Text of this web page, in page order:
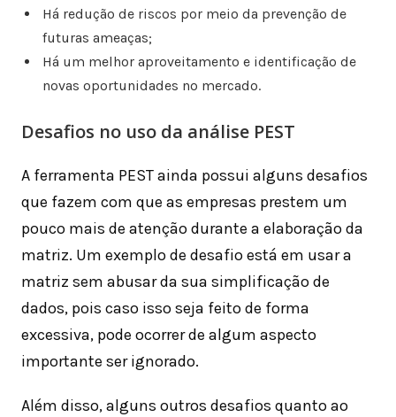
Há redução de riscos por meio da prevenção de
futuras ameaças;
Há um melhor aproveitamento e identificação de
novas oportunidades no mercado.
Desafios no uso da análise PEST
A ferramenta PEST ainda possui alguns desafios
que fazem com que as empresas prestem um
pouco mais de atenção durante a elaboração da
matriz. Um exemplo de desafio está em usar a
matriz sem abusar da sua simplificação de
dados, pois caso isso seja feito de forma
excessiva, pode ocorrer de algum aspecto
importante ser ignorado.
Além disso, alguns outros desafios quanto ao